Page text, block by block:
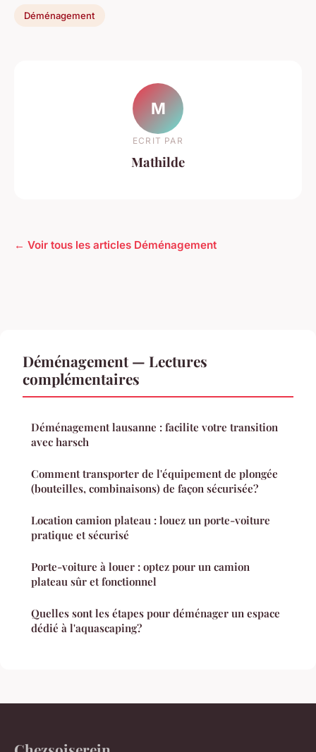
Déménagement
M
ECRIT PAR
Mathilde
← Voir tous les articles Déménagement
Déménagement — Lectures
complémentaires
Déménagement lausanne : facilite votre transition
avec harsch
Comment transporter de l'équipement de plongée
(bouteilles, combinaisons) de façon sécurisée?
Location camion plateau : louez un porte-voiture
pratique et sécurisé
Porte-voiture à louer : optez pour un camion
plateau sûr et fonctionnel
Quelles sont les étapes pour déménager un espace
dédié à l'aquascaping?